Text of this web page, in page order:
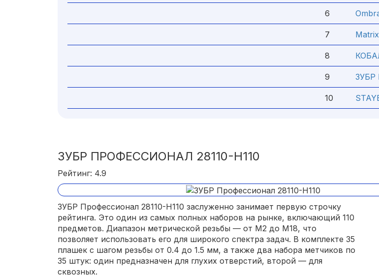
6
7
8
9 ЗУБР
10
ЗУБР ПРОФЕССИОНАЛ 28110-H110
Рейтинг: 4.9
ЗУБР Профессионал 28110-H110 заслуженно занимает первую строчку
рейтинга. Это один из самых полных наборов на рынке, включающий 110
предметов. Диапазон метрической резьбы — от М2 до М18, что
позволяет использовать его для широкого спектра задач. В комплекте 35
плашек с шагом резьбы от 0.4 до 1.5 мм, а также два набора метчиков по
35 штук: один предназначен для глухих отверстий, второй — для
сквозных.